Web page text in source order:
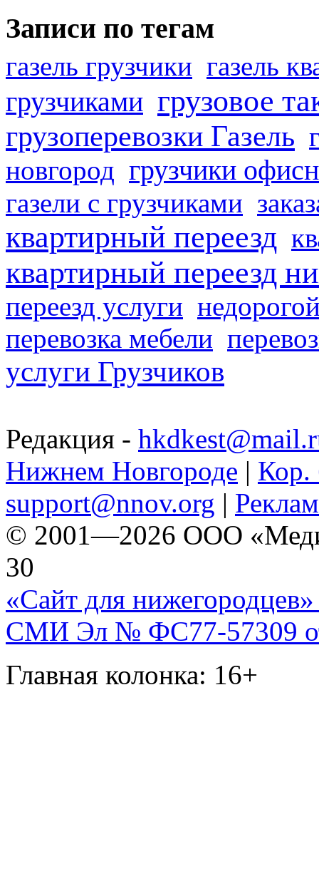
Записи по тегам
газель грузчики газель
грузчиками грузовое
грузоперевозки Газель
новгород грузчики
газели с грузчиками
квартирный переезд
квартирный переезд
переезд услуги
перевозка мебели
услуги Грузчиков
Редакция -
Нижнем Новгороде | Кор.
support@nnov.org |
© 2001—2026 ООО
30
«Сайт для нижегородцев»
СМИ Эл № ФС77-57309
Главная колонка: 16+